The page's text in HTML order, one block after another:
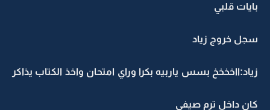
بايات قلبي
سجل خروج زياد
زياد:ااخخخخ بسس ياربيه بكرا وراي امتحان واخذ الكتاب يذاكر
كان داخل ترم صيفي